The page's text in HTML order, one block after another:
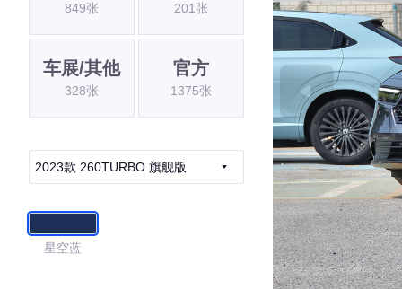
849张 201张
车展/其他
328张
官方
1375张
2023款 260TURBO 旗舰版
星空蓝